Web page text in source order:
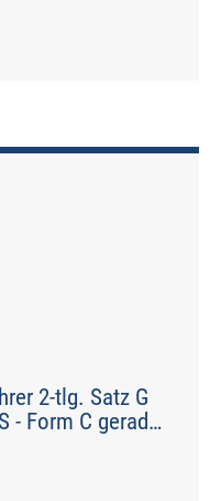
2-tlg. Satz G
- Form C gerade